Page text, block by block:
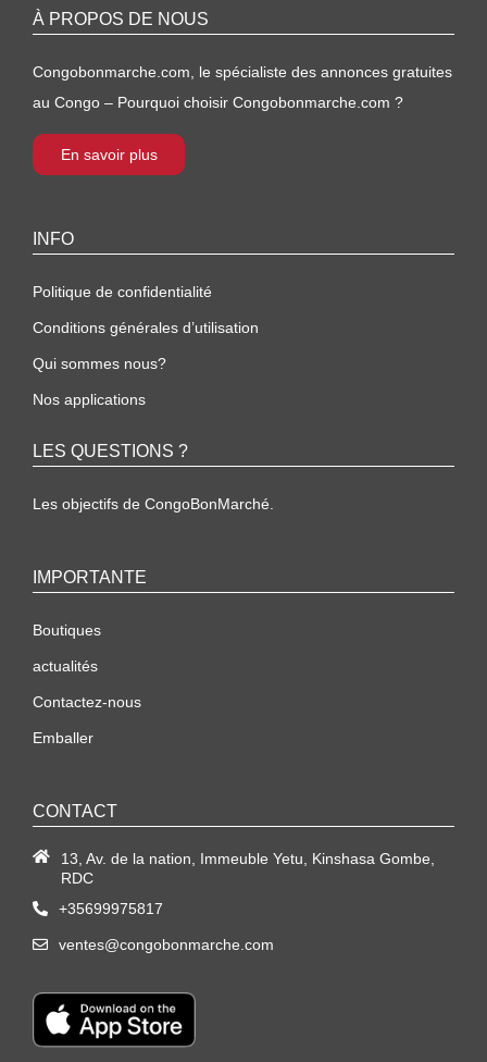
À PROPOS DE NOUS
Congobonmarche.com, le spécialiste des annonces gratuites
au Congo – Pourquoi choisir Congobonmarche.com ?
En savoir plus
INFO
Politique de confidentialité
Conditions générales d’utilisation
Qui sommes nous?
Nos applications
LES QUESTIONS ?
Les objectifs de CongoBonMarché.
IMPORTANTE
Boutiques
actualités
Contactez-nous
Emballer
CONTACT
13, Av. de la nation, Immeuble Yetu, Kinshasa Gombe,
RDC
+35699975817
ventes@congobonmarche.com